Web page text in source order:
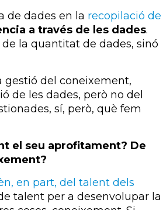
de dades en la recopilació de
a través de les dades.
la quantitat de dades, sinó
gestió del coneixement,
de les dades, però no del
sí, però, què fem
el seu aprofitament? De
en part, del talent dels
talent per a desenvolupar la